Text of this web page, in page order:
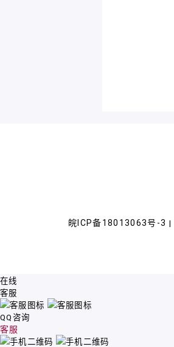
皖ICP备18013063号-3 |
在线
客服
QQ咨询
客服